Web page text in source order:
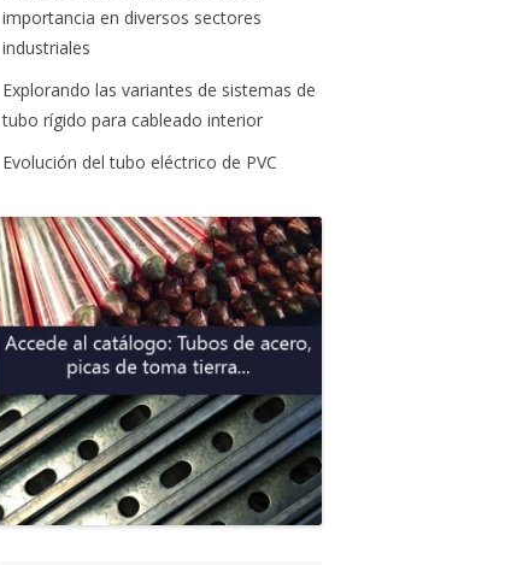
importancia en diversos sectores
industriales
Explorando las variantes de sistemas de
tubo rígido para cableado interior
Evolución del tubo eléctrico de PVC